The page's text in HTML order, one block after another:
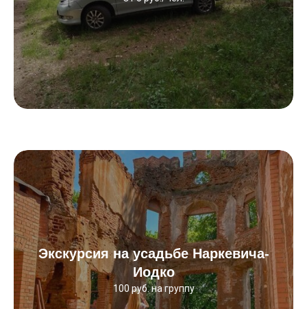
Экскурсия на усадьбе Наркевича-
Иодко
100 руб. на группу